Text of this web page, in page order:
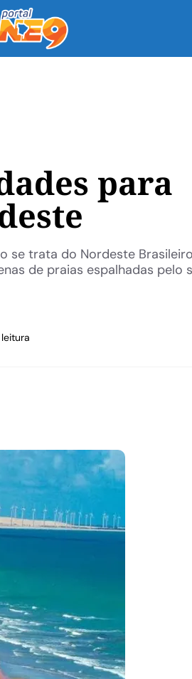
para
se trata do Nordeste
de praias espalhadas pelo